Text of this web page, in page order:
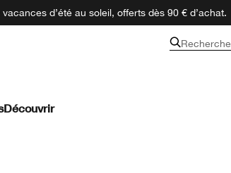
d’été au soleil, offerts dès 90 € d’achat.
Recherche
Découvrir